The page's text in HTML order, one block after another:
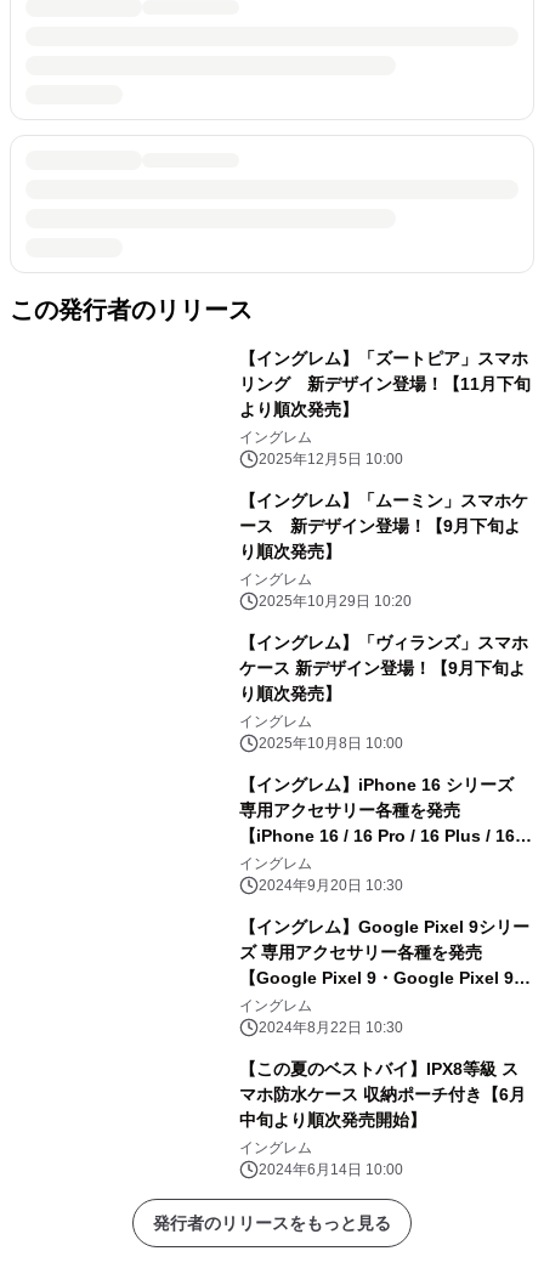
この発行者のリリース
【イングレム】「ズートピア」スマホ
リング 新デザイン登場！【11月下旬
より順次発売】
イングレム
2025年12月5日 10:00
【イングレム】「ムーミン」スマホケ
ース 新デザイン登場！【9月下旬よ
り順次発売】
イングレム
2025年10月29日 10:20
【イングレム】「ヴィランズ」スマホ
ケース 新デザイン登場！【9月下旬よ
り順次発売】
イングレム
2025年10月8日 10:00
【イングレム】iPhone 16 シリーズ
専用アクセサリー各種を発売
【iPhone 16 / 16 Pro / 16 Plus / 16
Pro Max 発売に合わせて順次発売】
イングレム
2024年9月20日 10:30
【イングレム】Google Pixel 9シリー
ズ 専用アクセサリー各種を発売
【Google Pixel 9・Google Pixel 9
Pro・Google Pixel 9 Pro XL 発売に
合わせて順次発売】
イングレム
2024年8月22日 10:30
【この夏のベストバイ】IPX8等級 ス
マホ防水ケース 収納ポーチ付き【6月
中旬より順次発売開始】
イングレム
2024年6月14日 10:00
発行者のリリースをもっと見る